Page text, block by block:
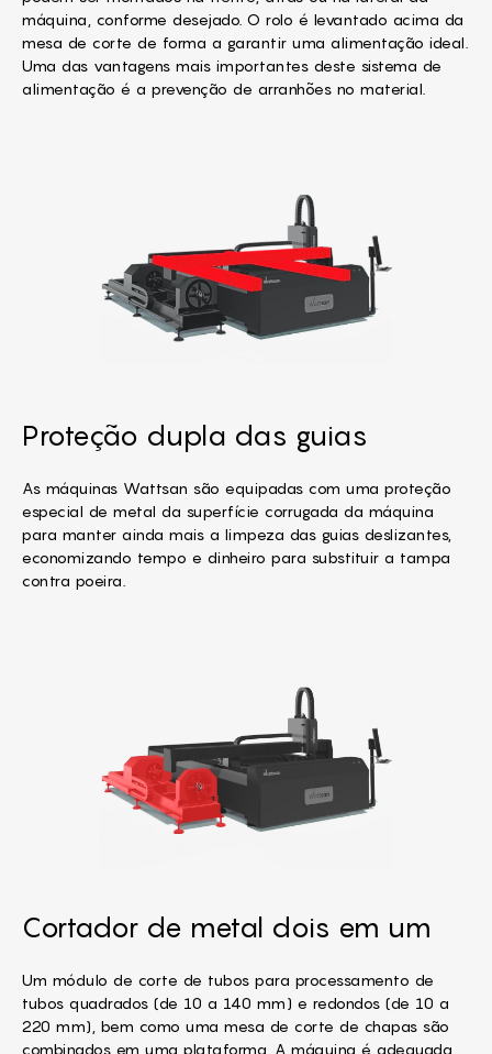
máquina, conforme desejado. O rolo é levantado acima da
mesa de corte de forma a garantir uma alimentação ideal.
Uma das vantagens mais importantes deste sistema de
alimentação é a prevenção de arranhões no material.
Proteção dupla das guias
As máquinas Wattsan são equipadas com uma proteção
especial de metal da superfície corrugada da máquina
para manter ainda mais a limpeza das guias deslizantes,
economizando tempo e dinheiro para substituir a tampa
contra poeira.
Cortador de metal dois em um
Um módulo de corte de tubos para processamento de
tubos quadrados (de 10 a 140 mm) e redondos (de 10 a
220 mm), bem como uma mesa de corte de chapas são
combinados em uma plataforma. A máquina é adequada